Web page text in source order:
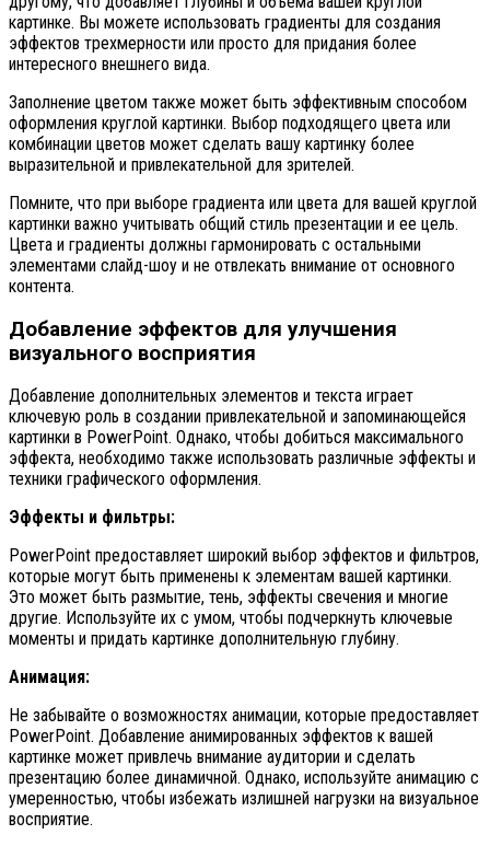
картинке. Вы можете использовать градиенты для создания
эффектов трехмерности или просто для придания более
интересного внешнего вида.
Заполнение цветом также может быть эффективным способом
оформления круглой картинки. Выбор подходящего цвета или
комбинации цветов может сделать вашу картинку более
выразительной и привлекательной для зрителей.
Помните, что при выборе градиента или цвета для вашей круглой
картинки важно учитывать общий стиль презентации и ее цель.
Цвета и градиенты должны гармонировать с остальными
элементами слайд-шоу и не отвлекать внимание от основного
контента.
Добавление эффектов для улучшения
визуального восприятия
Добавление дополнительных элементов и текста играет
ключевую роль в создании привлекательной и запоминающейся
картинки в PowerPoint. Однако, чтобы добиться максимального
эффекта, необходимо также использовать различные эффекты и
техники графического оформления.
Эффекты и фильтры:
PowerPoint предоставляет широкий выбор эффектов и фильтров,
которые могут быть применены к элементам вашей картинки.
Это может быть размытие, тень, эффекты свечения и многие
другие. Используйте их с умом, чтобы подчеркнуть ключевые
моменты и придать картинке дополнительную глубину.
Анимация:
Не забывайте о возможностях анимации, которые предоставляет
PowerPoint. Добавление анимированных эффектов к вашей
картинке может привлечь внимание аудитории и сделать
презентацию более динамичной. Однако, используйте анимацию с
умеренностью, чтобы избежать излишней нагрузки на визуальное
восприятие.